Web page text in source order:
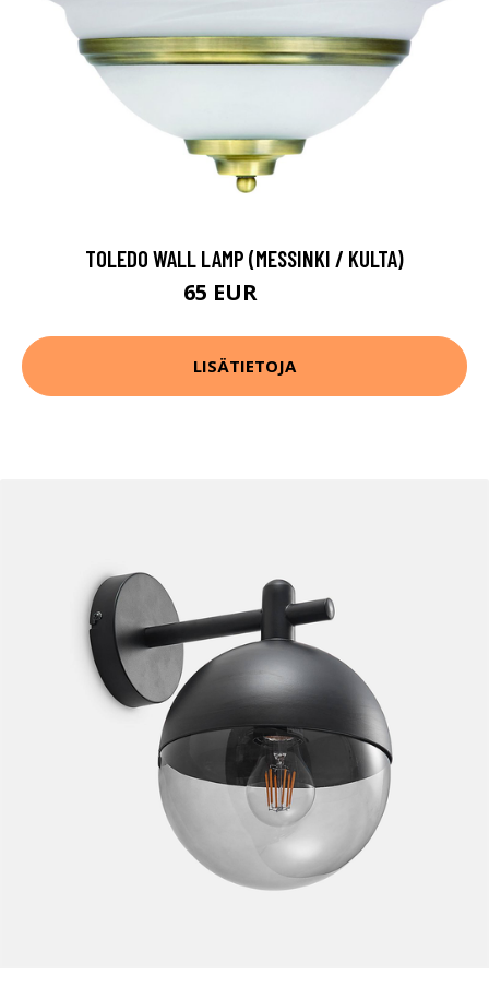
TOLEDO WALL LAMP (MESSINKI / KULTA)
65 EUR
LISÄTIETOJA